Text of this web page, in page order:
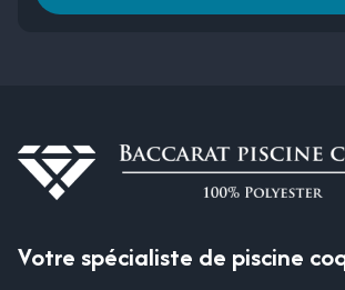
Votre spécialiste de piscine